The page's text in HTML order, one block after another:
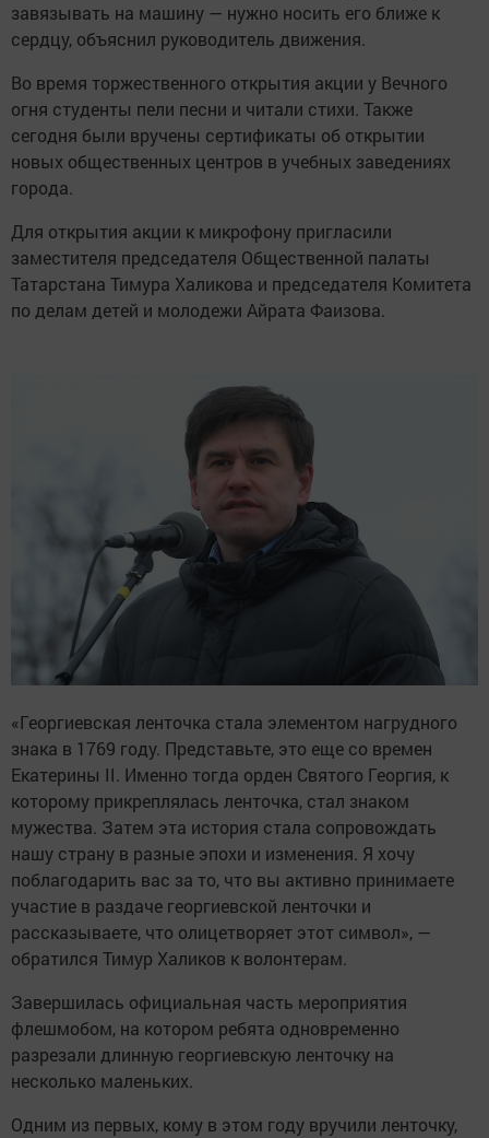
завязывать на машину — нужно носить его ближе к
сердцу, объяснил руководитель движения.
Во время торжественного открытия акции у Вечного
огня студенты пели песни и читали стихи. Также
сегодня были вручены сертификаты об открытии
новых общественных центров в учебных заведениях
города.
Для открытия акции к микрофону пригласили
заместителя председателя Общественной палаты
Татарстана Тимура Халикова и председателя Комитета
по делам детей и молодежи Айрата Фаизова.
«Георгиевская ленточка стала элементом нагрудного
знака в 1769 году. Представьте, это еще со времен
Екатерины II. Именно тогда орден Святого Георгия, к
которому прикреплялась ленточка, стал знаком
мужества. Затем эта история стала сопровождать
нашу страну в разные эпохи и изменения. Я хочу
поблагодарить вас за то, что вы активно принимаете
участие в раздаче георгиевской ленточки и
рассказываете, что олицетворяет этот символ», —
обратился Тимур Халиков к волонтерам.
Завершилась официальная часть мероприятия
флешмобом, на котором ребята одновременно
разрезали длинную георгиевскую ленточку на
несколько маленьких.
Одним из первых, кому в этом году вручили ленточку,